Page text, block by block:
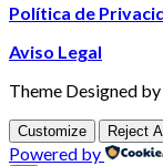
Política de
Aviso Legal
Theme Designed by
Customize Reject
Powered by